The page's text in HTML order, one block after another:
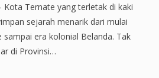
Ternate yang terletak di kaki
sejarah menarik dari mulai
era kolonial Belanda. Tak
di Provinsi…